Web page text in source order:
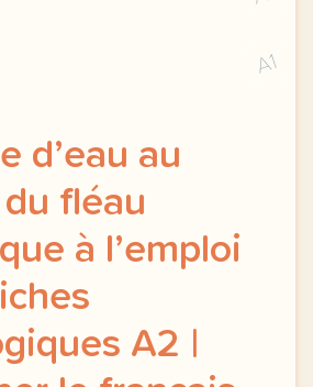
A1
d’eau au
fléau
à l’emploi
A2 |